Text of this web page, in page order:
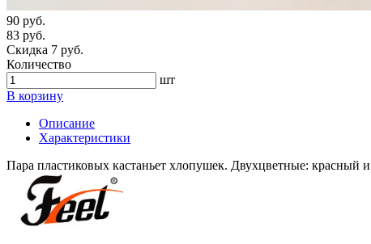
90 руб.
83 руб.
Скидка 7 руб.
Количество
шт
В корзину
Описание
Характеристики
Пара пластиковых кастаньет хлопушек. Двухцветные: